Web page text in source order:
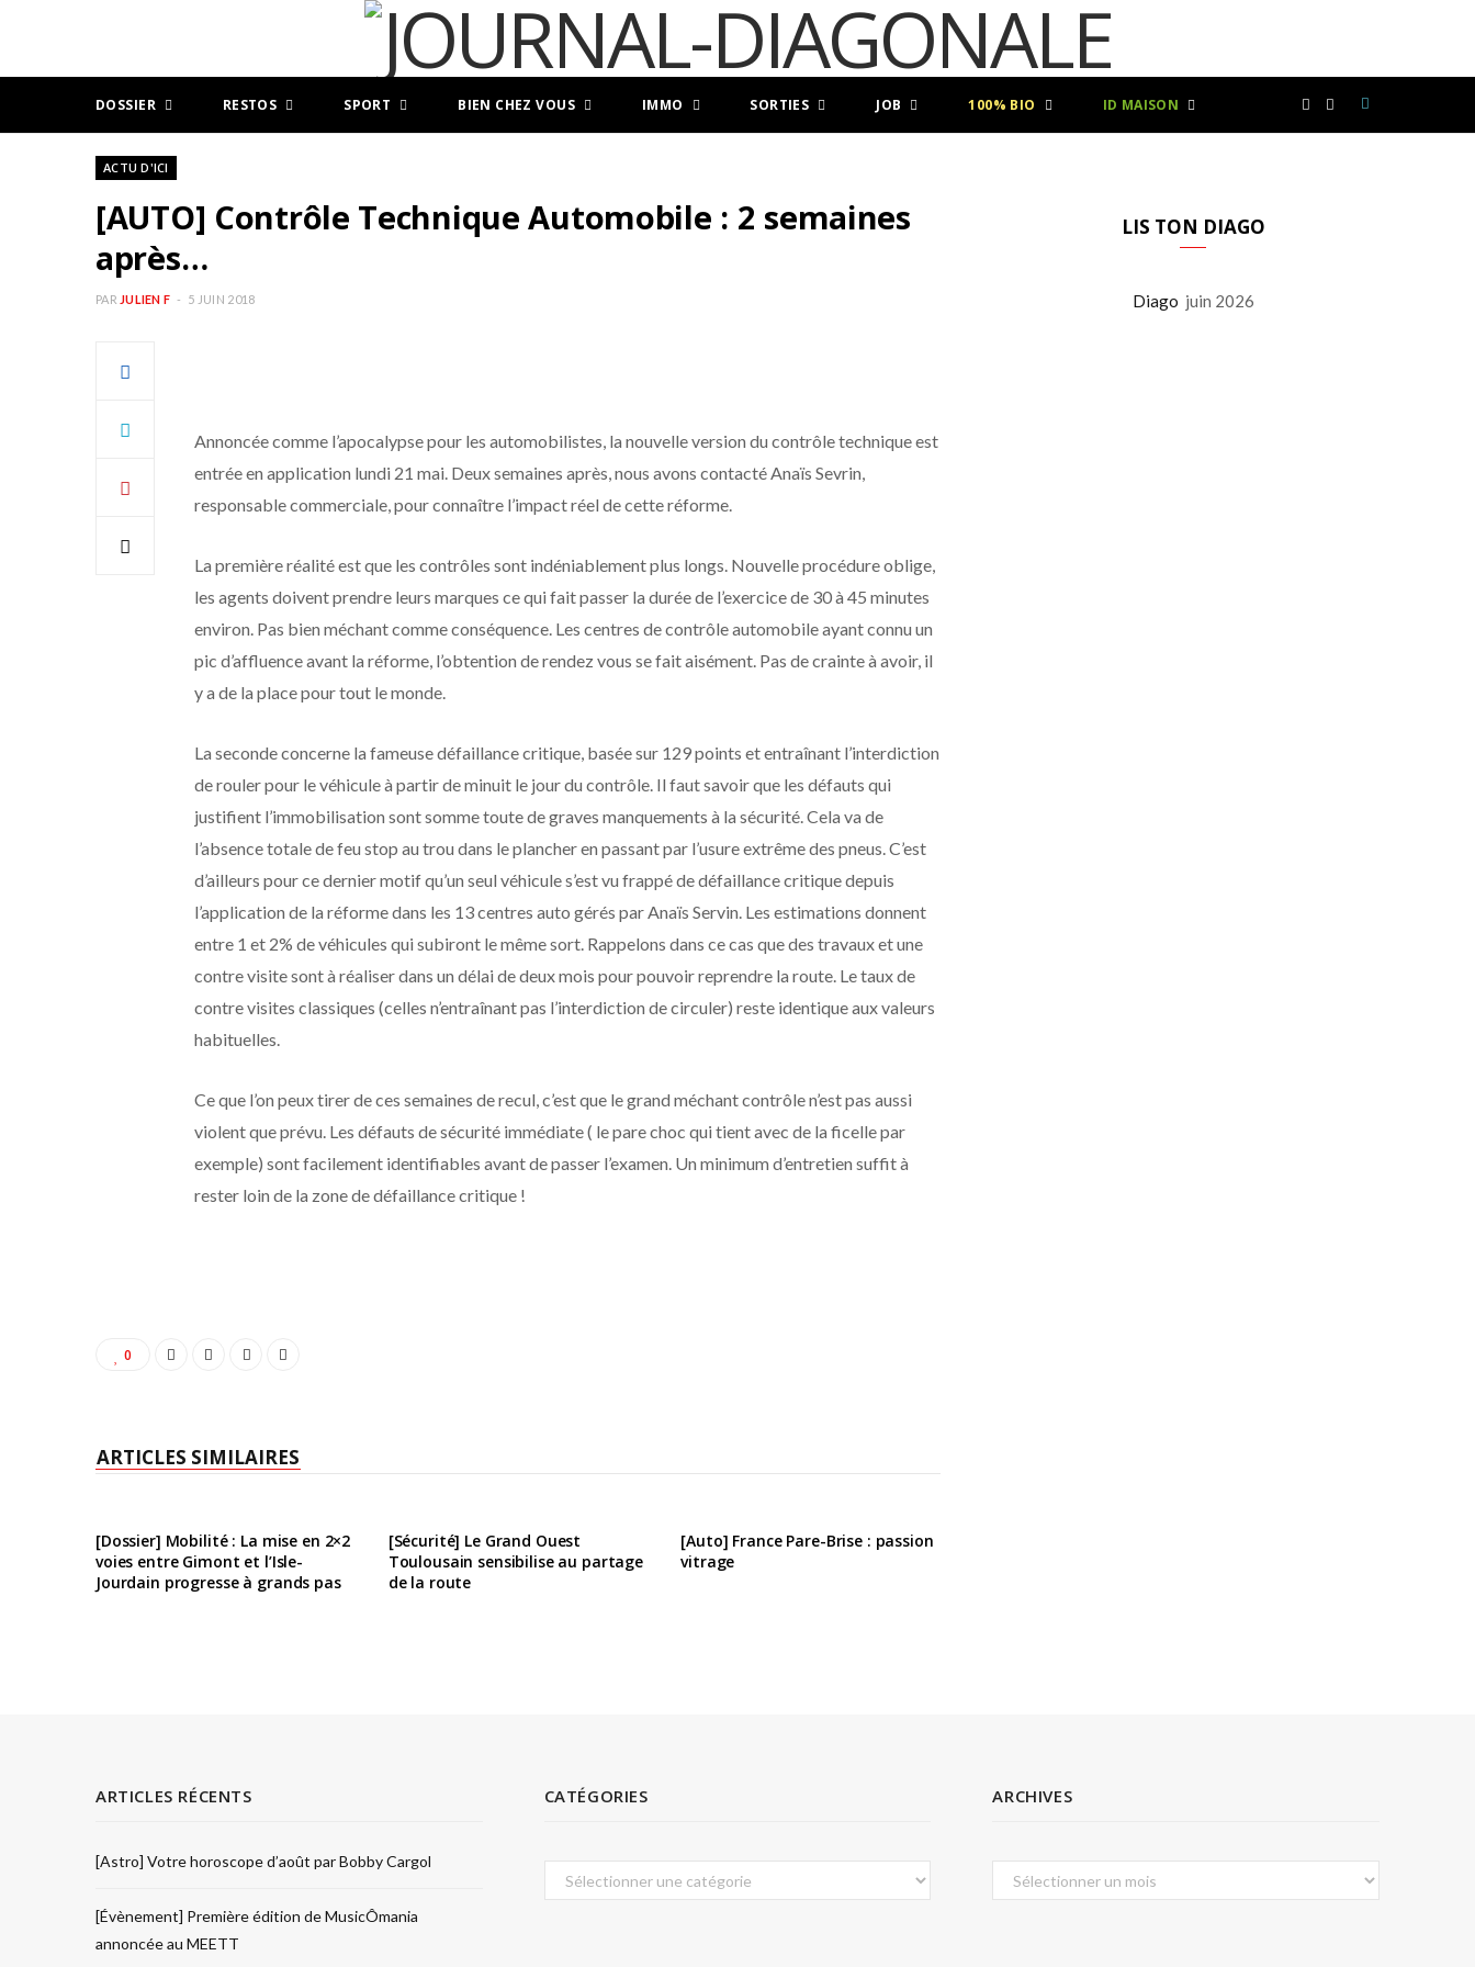
DOSSIER RESTOS SPORT BIEN CHEZ VOUS IMMO SORTIES JOB 100% BIO ID MAISON
ACTU D'ICI
[AUTO] Contrôle Technique Automobile : 2 semaines
après…
PAR JULIEN F 5 JUIN 2018
Annoncée comme l’apocalypse pour les automobilistes, la nouvelle version du contrôle technique est
entrée en application lundi 21 mai. Deux semaines après, nous avons contacté Anaïs Sevrin,
responsable commerciale, pour connaître l’impact réel de cette réforme.
La première réalité est que les contrôles sont indéniablement plus longs. Nouvelle procédure oblige,
les agents doivent prendre leurs marques ce qui fait passer la durée de l’exercice de 30 à 45 minutes
environ. Pas bien méchant comme conséquence. Les centres de contrôle automobile ayant connu un
pic d’affluence avant la réforme, l’obtention de rendez vous se fait aisément. Pas de crainte à avoir, il
y a de la place pour tout le monde.
La seconde concerne la fameuse défaillance critique, basée sur 129 points et entraînant l’interdiction
de rouler pour le véhicule à partir de minuit le jour du contrôle. Il faut savoir que les défauts qui
justifient l’immobilisation sont somme toute de graves manquements à la sécurité. Cela va de
l’absence totale de feu stop au trou dans le plancher en passant par l’usure extrême des pneus. C’est
d’ailleurs pour ce dernier motif qu’un seul véhicule s’est vu frappé de défaillance critique depuis
l’application de la réforme dans les 13 centres auto gérés par Anaïs Servin. Les estimations donnent
entre 1 et 2% de véhicules qui subiront le même sort. Rappelons dans ce cas que des travaux et une
contre visite sont à réaliser dans un délai de deux mois pour pouvoir reprendre la route. Le taux de
contre visites classiques (celles n’entraînant pas l’interdiction de circuler) reste identique aux valeurs
habituelles.
Ce que l’on peux tirer de ces semaines de recul, c’est que le grand méchant contrôle n’est pas aussi
violent que prévu. Les défauts de sécurité immédiate ( le pare choc qui tient avec de la ficelle par
exemple) sont facilement identifiables avant de passer l’examen. Un minimum d’entretien suffit à
rester loin de la zone de défaillance critique !
0
ARTICLES SIMILAIRES
[Dossier] Mobilité : La mise en 2×2
voies entre Gimont et l’Isle-
Jourdain progresse à grands pas
[Sécurité] Le Grand Ouest
Toulousain sensibilise au partage
de la route
[Auto] France Pare-Brise : passion
vitrage
LIS TON DIAGO
Diago juin 2026
ARTICLES RÉCENTS
[Astro] Votre horoscope d’août par Bobby Cargol
[Évènement] Première édition de MusicÔmania
annoncée au MEETT
CATÉGORIES
Catégories
ARCHIVES
Archives